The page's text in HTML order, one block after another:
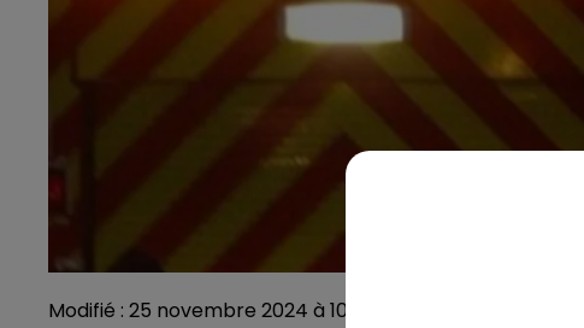
Modifié : 25 novembre 2024 à 10h21 par Julien Dubois